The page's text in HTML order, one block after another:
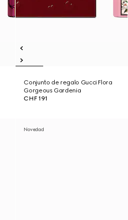
Conjunto de regalo Gucci Flora
Gorgeous Gardenia
CHF 191
Novedad